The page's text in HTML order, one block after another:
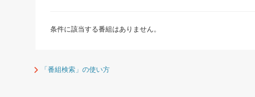
条件に該当する番組はありません。
「番組検索」の使い方